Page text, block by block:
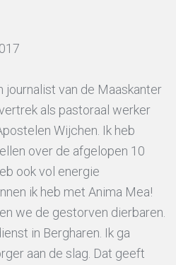
journalist van de Maaskanter
als pastoraal werker
Wijchen. Ik heb
over de afgelopen 10
ook vol energie
ik heb met Anima Mea!
we de gestorven dierbaren.
in Bergharen. Ik ga
aan de slag. Dat geeft